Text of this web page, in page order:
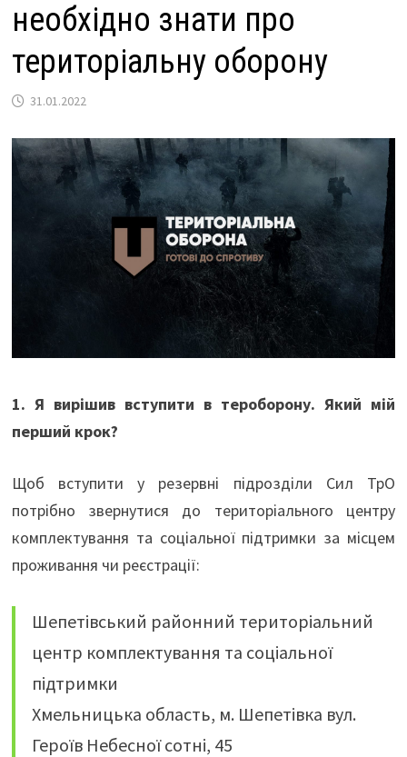
необхідно знати про
територіальну оборону
31.01.2022
1. Я вирішив вступити в тероборону. Який мій
перший крок?
Щоб вступити у резервні підрозділи Сил ТрО
потрібно звернутися до територіального центру
комплектування та соціальної підтримки за місцем
проживання чи реєстрації:
Шепетівський районний територіальний
центр комплектування та соціальної
підтримки
Хмельницька область, м. Шепетівка вул.
Героїв Небесної сотні, 45